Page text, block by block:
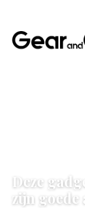
Deze
zijn